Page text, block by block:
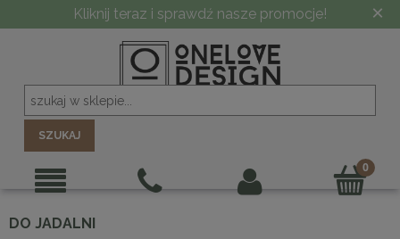
Kliknij teraz i sprawdź nasze promocje! ×
SZUKAJ
DO JADALNI